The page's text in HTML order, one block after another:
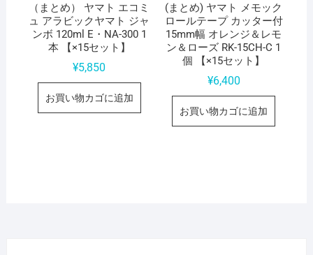
（まとめ） ヤマト エコミ
ュ アラビックヤマト ジャ
ンボ 120ml E・NA-300 1
本 【×15セット】
¥5,850
お買い物カゴに追加
(まとめ) ヤマト メモック
ロールテープ カッター付
15mm幅 オレンジ＆レモ
ン＆ローズ RK-15CH-C 1
個 【×15セット】
¥6,400
お買い物カゴに追加